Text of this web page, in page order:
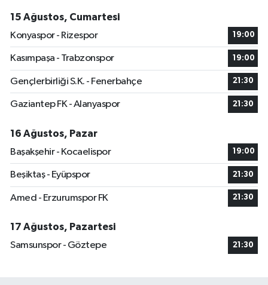
15 Ağustos, Cumartesi
Konyaspor - Rizespor
19:00
Kasımpaşa - Trabzonspor 19:00
Gençlerbirliği S.K. - Fenerbahçe 21:30
Gaziantep FK - Alanyaspor 21:30
16 Ağustos, Pazar
Başakşehir - Kocaelispor
19:00
Beşiktaş - Eyüpspor 21:30
Amed - Erzurumspor FK 21:30
17 Ağustos, Pazartesi
Samsunspor - Göztepe
21:30